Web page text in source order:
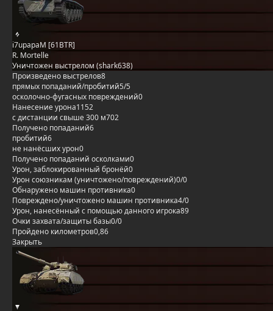
i7upapaM [61BTR]
R. Mortelle
Уничтожен выстрелом (shark638)
Произведено выстрелов8
прямых попаданий/пробитий5/5
осколочно-фугасных повреждений0
Нанесение урона1152
с дистанции свыше 300 м702
Получено попаданий6
пробитий6
не нанёсших урон0
Получено попаданий осколками0
Урон, заблокированный бронёй0
Урон союзникам (уничтожено/повреждений)0/0
Обнаружено машин противника0
Повреждено/уничтожено машин противника4/0
Урон, нанесённый с помощью данного игрока89
Очки захвата/защиты базы0/0
Пройдено километров0,86
Закрыть